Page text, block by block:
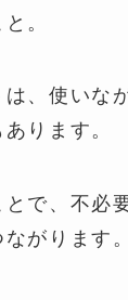
。
、使いな
ります。
で、不必
がります。